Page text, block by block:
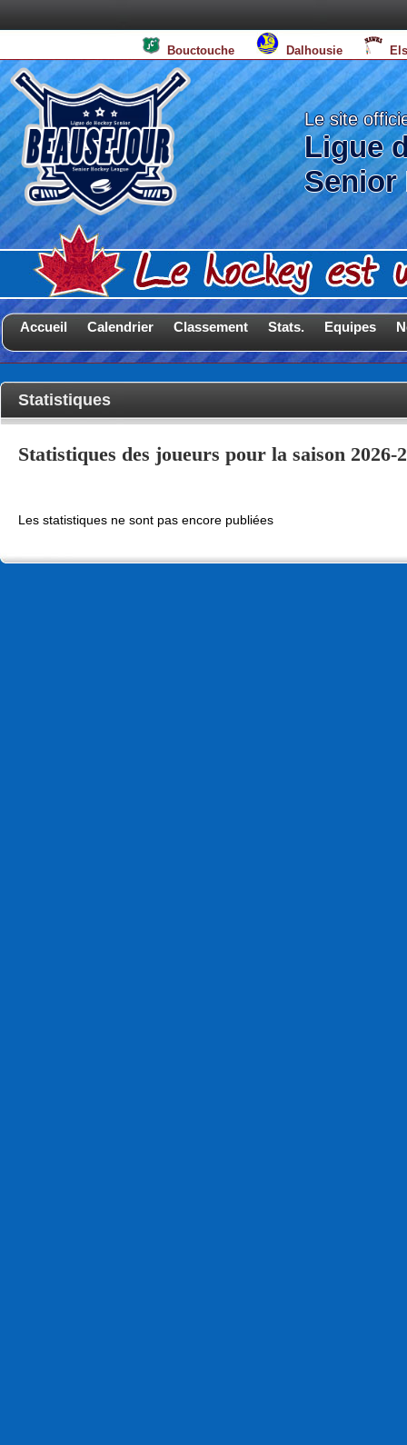
Bouctouche Dalhousie
Le site
Ligue
Senior
Accueil Calendrier Classement Stats. Equipes
Statistiques
Statistiques des joueurs pour la saison 2026-
Les statistiques ne sont pas encore publiées